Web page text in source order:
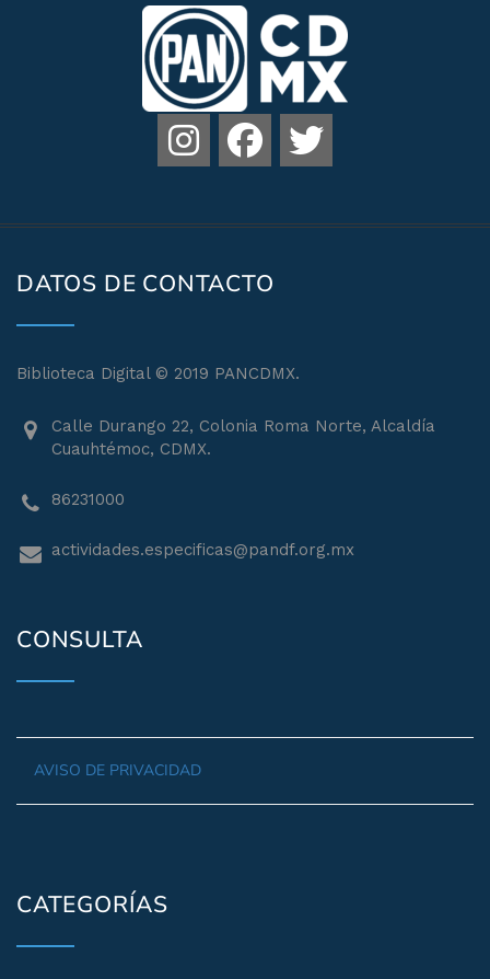
DATOS DE CONTACTO
Biblioteca Digital © 2019 PANCDMX.
Calle Durango 22, Colonia Roma Norte, Alcaldía
Cuauhtémoc, CDMX.
86231000
actividades.especificas@pandf.org.mx
CONSULTA
AVISO DE PRIVACIDAD
CATEGORÍAS